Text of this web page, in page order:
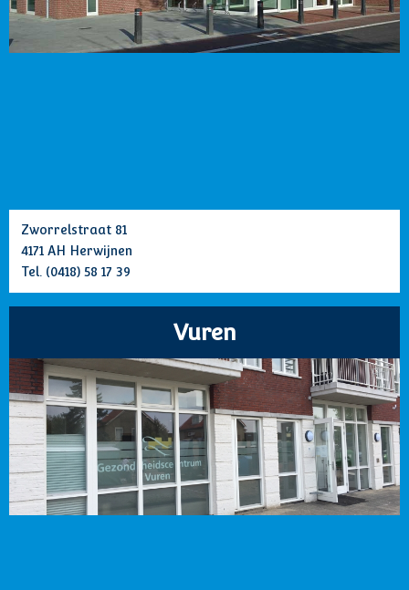
Zworrelstraat 81
4171 AH Herwijnen
Tel. (0418) 58 17 39
Vuren